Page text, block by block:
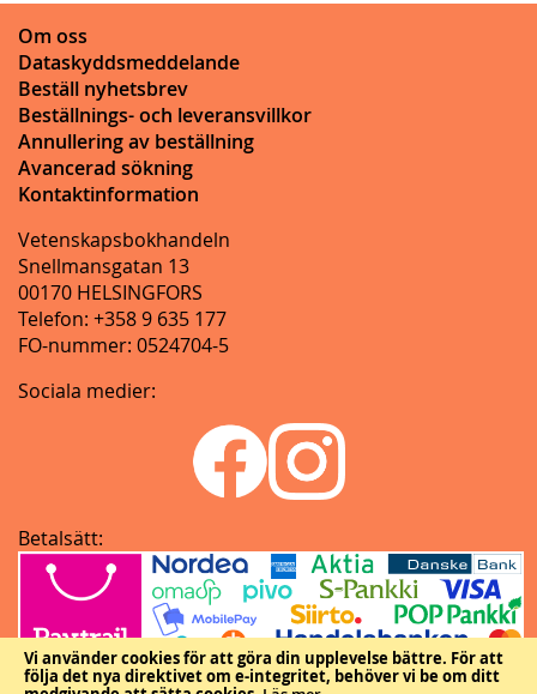
Vi använder cookies för att göra din upplevelse bättre. För att
följa det nya direktivet om e-integritet, behöver vi be om ditt
Om oss
Dataskyddsmeddelande
Beställ nyhetsbrev
Beställnings- och leveransvillkor
Annullering av beställning
Avancerad sökning
Kontaktinformation
Vetenskapsbokhandeln
Snellmansgatan 13
00170 HELSINGFORS
Telefon: +358 9 635 177
FO-nummer: 0524704-5
Sociala medier:
Betalsätt: